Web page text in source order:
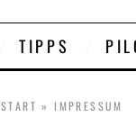
TIPPS
START » IMPRESSUM